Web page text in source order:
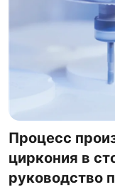
Процесс
циркония в
руководство